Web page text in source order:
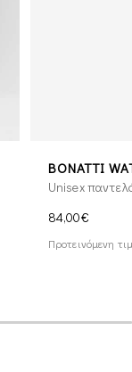
BONATTI
Unisex
84,00€
Προτεινόμενη